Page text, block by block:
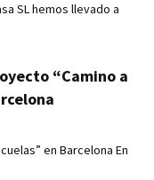
SL hemos llevado a
“Camino a
en Barcelona En